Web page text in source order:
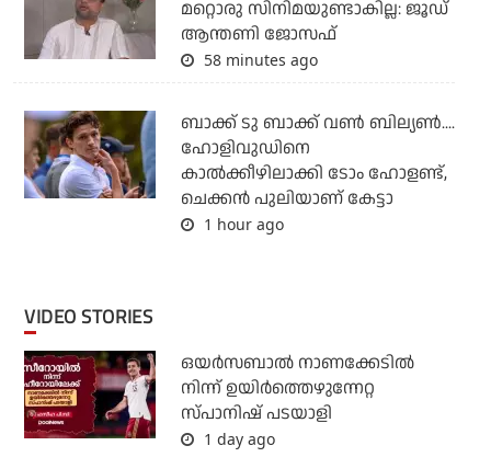
മറ്റൊരു സിനിമയുണ്ടാകില്ല: ജൂഡ്
ആന്തണി ജോസഫ്
58 minutes ago
ബാക്ക് ടു ബാക്ക് വണ്‍ ബില്യണ്‍....
ഹോളിവുഡിനെ
കാല്‍ക്കീഴിലാക്കി ടോം ഹോളണ്ട്,
ചെക്കന്‍ പുലിയാണ് കേട്ടാ
1 hour ago
VIDEO STORIES
ഒയര്‍സബാൽ നാണക്കേടിൽ
നിന്ന് ഉയിർത്തെഴുന്നേറ്റ
സ്പാനിഷ് പടയാളി
1 day ago